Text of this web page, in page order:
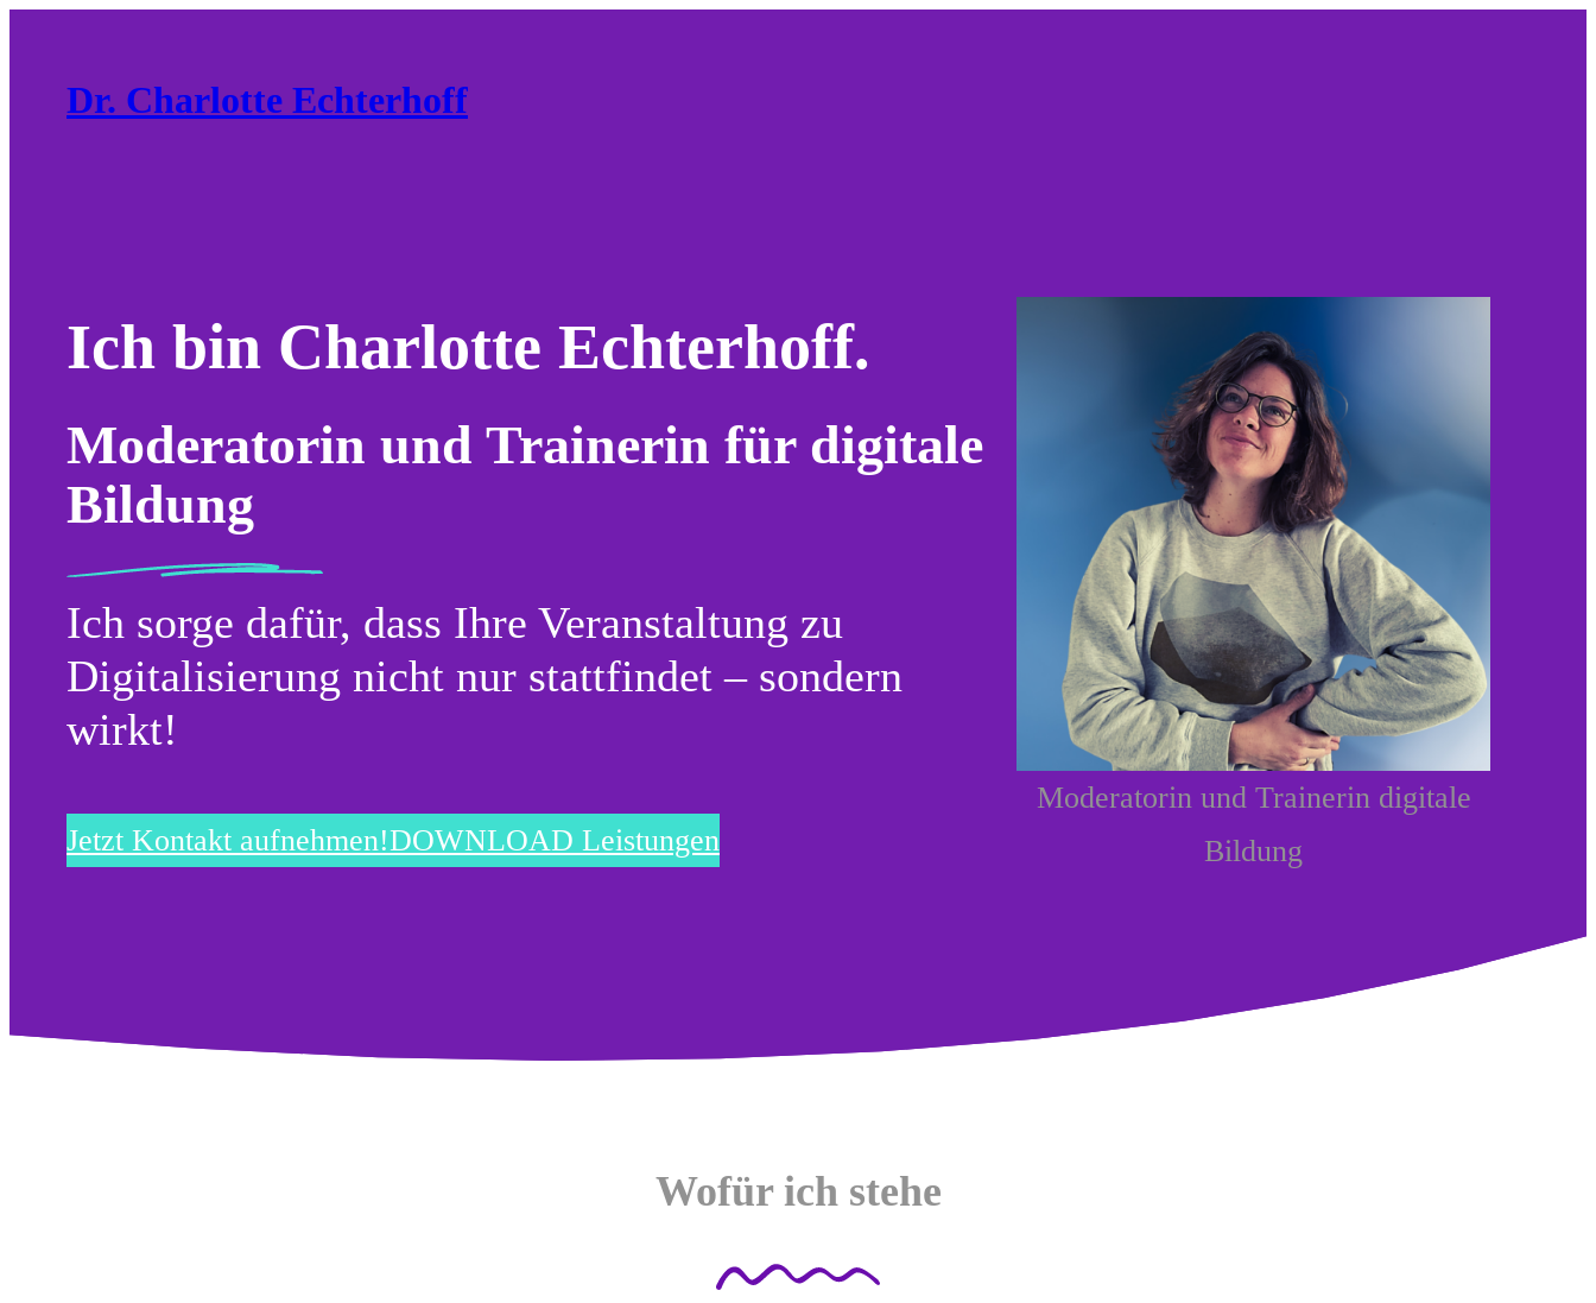
InhaltDr. Charlotte Echterhoff
Ich bin Charlotte Echterhoff.
Moderatorin und Trainerin für digitale
Bildung
Ich sorge dafür, dass Ihre Veranstaltung zu
Digitalisierung nicht nur stattfindet – sondern
wirkt!
Jetzt Kontakt aufnehmen!DOWNLOAD Leistungen
Moderatorin und Trainerin digitale
Bildung
Wofür ich stehe